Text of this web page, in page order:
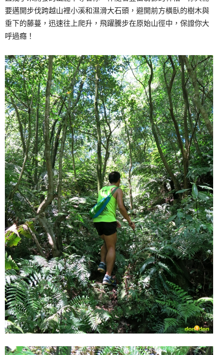
要邁開步伐跨越山裡小溪和濕滑大石頭，避開前方橫臥的樹木與
垂下的藤蔓，迅速往上爬升，飛躍騰步在原始山徑中，保證你大
呼過癮！